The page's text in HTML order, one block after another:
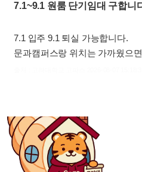
7.1~9.1 원룸 단기임대 구합니
7.1 입주 9.1 퇴실 가능합니다.
문과캠퍼스랑 위치는 가까웠으